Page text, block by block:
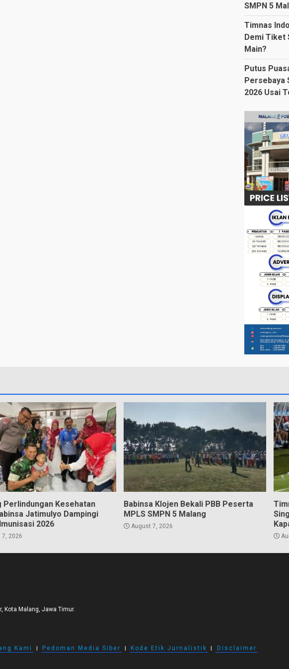
SMPN 5
Timnas
Demi Tiket
Main?
Putus
Persebaya
2026 Usai
Perlindungan Kesehatan
Jatimulyo Dampingi
2026
7, 2026
Babinsa Klojen Bekali PBB Peserta
MPLS SMPN 5 Malang
August 7, 2026
Kota Malang, Jawa Timur.
Kami I Pedoman Media Siber I Kode Etik Jurnalistik I Disclaimer